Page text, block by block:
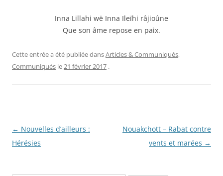
Inna Lillahi wë Inna Ileïhi râjioûne
Que son âme repose en paix.
Cette entrée a été publiée dansArticles & Communiqués,
Communiqués le21 février 2017 .
Navigation
des
← Nouvelles d’ailleurs :
Hérésies
Nouakchott – Rabat contre
vents et marées →